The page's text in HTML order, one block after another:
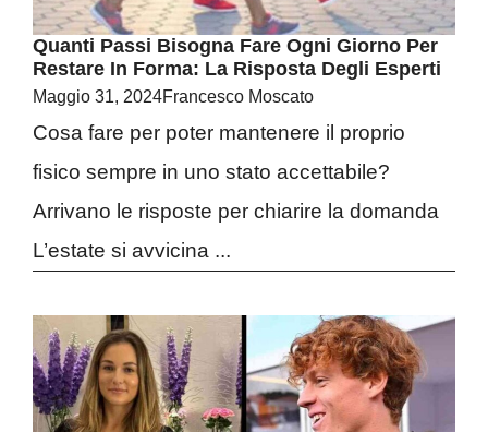
Quanti Passi Bisogna Fare Ogni Giorno Per
Restare In Forma: La Risposta Degli Esperti
Maggio 31, 2024Francesco Moscato
Cosa fare per poter mantenere il proprio
fisico sempre in uno stato accettabile?
Arrivano le risposte per chiarire la domanda
L’estate si avvicina ...